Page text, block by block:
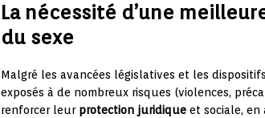
La nécessité d’une
du sexe
Malgré les avancées législatives et les
exposés à de nombreux risques (violences,
renforcer leur protection juridique et sociale,